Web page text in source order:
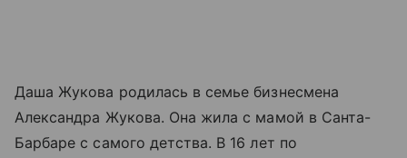
Даша Жукова родилась в семье бизнесмена
Александра Жукова. Она жила с мамой в Санта-
Барбаре с самого детства. В 16 лет по